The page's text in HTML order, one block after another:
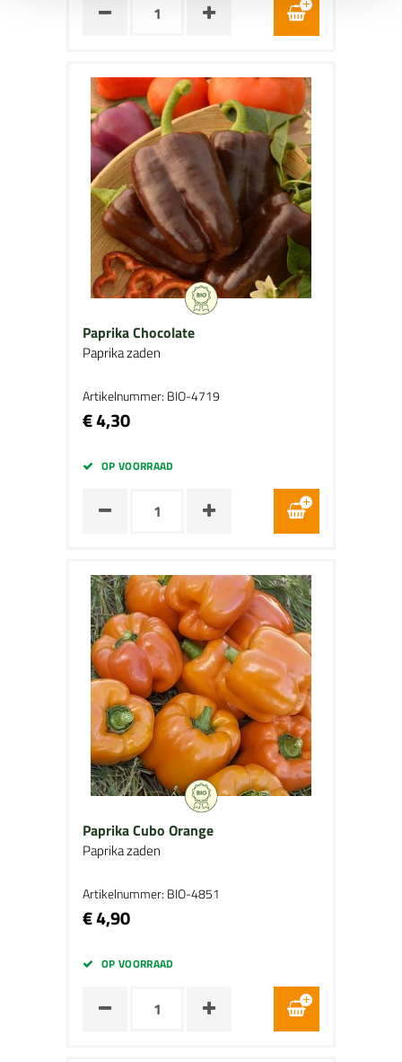
Paprika Chocolate
Paprika zaden
Artikelnummer: BIO-4719
€ 4,30
OP VOORRAAD
Paprika Cubo Orange
Paprika zaden
Artikelnummer: BIO-4851
€ 4,90
OP VOORRAAD